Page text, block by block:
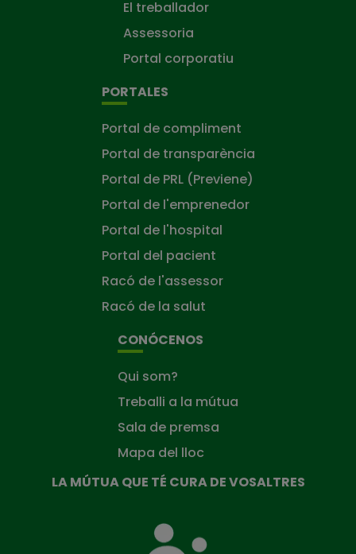
El treballador
Assessoria
Portal corporatiu
PORTALES
Portal de compliment
Portal de transparència
Portal de PRL (Previene)
Portal de l'emprenedor
Portal de l'hospital
Portal del pacient
Racó de l'assessor
Racó de la salut
CONÓCENOS
Qui som?
Treballi a la mútua
Sala de premsa
Mapa del lloc
LA MÚTUA QUE TÉ CURA DE VOSALTRES
Mútua
que